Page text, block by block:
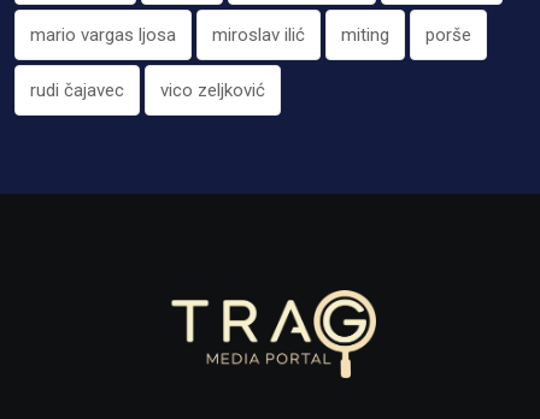
mario vargas ljosa miroslav ilić miting porše
rudi čajavec vico zeljković